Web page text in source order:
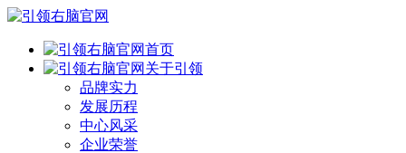
首页
关于引领
品牌实力
发展历程
中心风采
企业荣誉